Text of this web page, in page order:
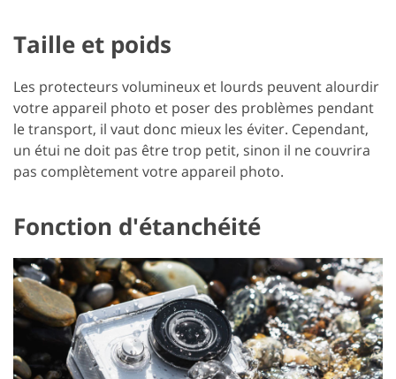
Taille et poids
Les protecteurs volumineux et lourds peuvent alourdir
votre appareil photo et poser des problèmes pendant
le transport, il vaut donc mieux les éviter. Cependant,
un étui ne doit pas être trop petit, sinon il ne couvrira
pas complètement votre appareil photo.
Fonction d'étanchéité